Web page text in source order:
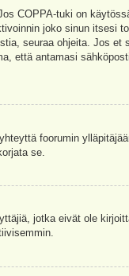
COPPA-tuki on
joko sinun itsesi
seuraa ohjeita. Jos et
että antamasi
foorumin
se.
jotka eivät ole